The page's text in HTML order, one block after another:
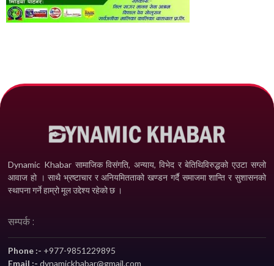
Dynamic Khabar सामाजिक विसंगति, अन्याय, विभेद­ र बेतिथिविरुद्धको एउटा सग्लो
आवाज हो । साथै भ्रष्टाचार र अनियमितताको खण्डन गर्दै समाजमा शान्ति र सुशासनको
स्थापना गर्ने हाम्रो मूल उद्देश्य रहेको छ ।
सम्पर्क :
Phone :- +977-9851229895
Email :-dynamickhabar@gmail.com